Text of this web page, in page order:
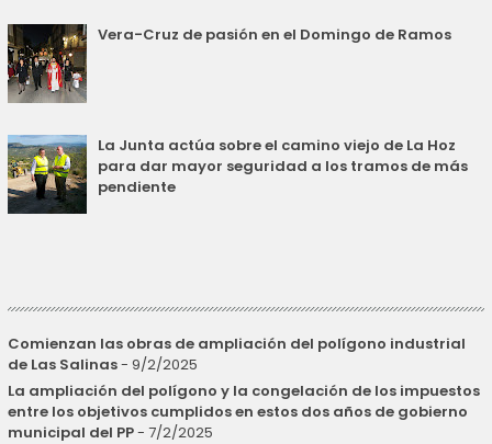
Vera-Cruz de pasión en el Domingo de Ramos
La Junta actúa sobre el camino viejo de La Hoz
para dar mayor seguridad a los tramos de más
pendiente
Comienzan las obras de ampliación del polígono industrial
de Las Salinas- 9/2/2025
La ampliación del polígono y la congelación de los impuestos
entre los objetivos cumplidos en estos dos años de gobierno
municipal del PP- 7/2/2025